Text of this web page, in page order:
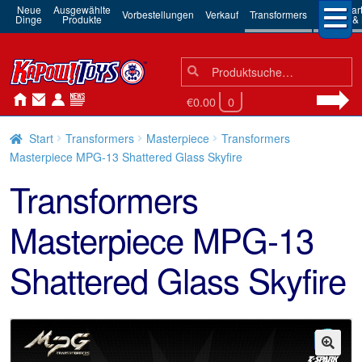
Neue
Dinge
Ausgewählte
Produkte Vorbestellungen Verkauf Transformers 3rd
Robots
Suchen
nach:
Suche
€0.00 0
Start Transformers Masterpiece
Transformers
Masterpiece MPG-13 Shattered Glass Skyfire
Transformers
Masterpiece MPG-13
Shattered Glass Skyfire